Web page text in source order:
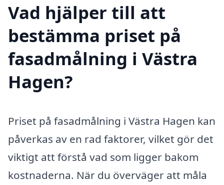
Vad hjälper till att
bestämma priset på
fasadmålning i Västra
Hagen?
Priset på fasadmålning i Västra Hagen kan
påverkas av en rad faktorer, vilket gör det
viktigt att förstå vad som ligger bakom
kostnaderna. När du överväger att måla